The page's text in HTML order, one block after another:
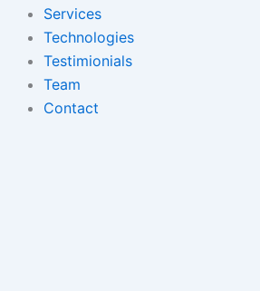
Services
Technologies
Testimionials
Team
Contact